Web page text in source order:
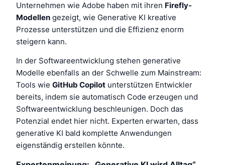
Unternehmen wie Adobe haben mit ihren Firefly-
Modellen gezeigt, wie Generative KI kreative
Prozesse unterstützen und die Effizienz enorm
steigern kann.
In der Softwareentwicklung stehen generative
Modelle ebenfalls an der Schwelle zum Mainstream:
Tools wie GitHub Copilot unterstützen Entwickler
bereits, indem sie automatisch Code erzeugen und
Softwareentwicklung beschleunigen. Doch das
Potenzial endet hier nicht. Experten erwarten, dass
generative KI bald komplette Anwendungen
eigenständig erstellen könnte.